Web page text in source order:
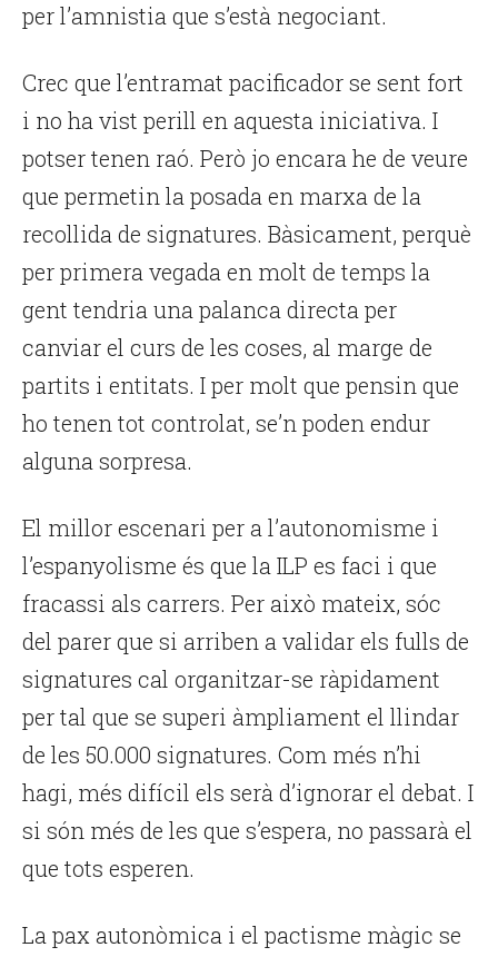
per l’amnistia que s’està negociant.
Crec que l’entramat pacificador se sent fort
i no ha vist perill en aquesta iniciativa. I
potser tenen raó. Però jo encara he de veure
que permetin la posada en marxa de la
recollida de signatures. Bàsicament, perquè
per primera vegada en molt de temps la
gent tendria una palanca directa per
canviar el curs de les coses, al marge de
partits i entitats. I per molt que pensin que
ho tenen tot controlat, se’n poden endur
alguna sorpresa.
El millor escenari per a l’autonomisme i
l’espanyolisme és que la ILP es faci i que
fracassi als carrers. Per això mateix, sóc
del parer que si arriben a validar els fulls de
signatures cal organitzar-se ràpidament
per tal que se superi àmpliament el llindar
de les 50.000 signatures. Com més n’hi
hagi, més difícil els serà d’ignorar el debat. I
si són més de les que s’espera, no passarà el
que tots esperen.
La pax autonòmica i el pactisme màgic se